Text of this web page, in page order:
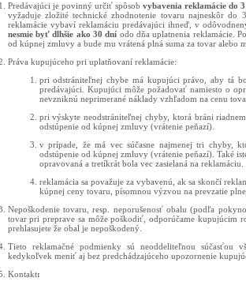
Predávajúci je povinný určiť spôsobvybavenia reklamácie do
vyžaduje zložité technické zhodnotenie tovaru najneskôr
reklamácie vybaví reklamáciu predávajúci ihneď, v
nesmie byť dlhšie ako 30 dní odo dňa uplatnenia reklamácie.
od kúpnej zmluvy a bude mu vrátená plná suma za tovar alebo
Práva kupujúceho pri uplatňovaní reklamácie:
pri odstrániteľnej chybe má kupujúci právo, aby tá
predávajúci. Kupujúci môže požadovať namiesto o
nevzniknú neprimerané náklady vzhľadom na cenu
pri výskyte neodstrániteľnej chyby, ktorá bráni
odstúpenie od kúpnej zmluvy (vrátenie peňazí).
v prípade, že má vec súčasne najmenej tri chyby,
odstúpenie od kúpnej zmluvy (vrátenie peňazí). Také
opravovaná a tretíkrát bola vec zasielaná na reklamáciu.
reklamácia sa považuje za vybavenú, ak sa skončí
kúpnej ceny tovaru, písomnou výzvou na prevzatie
Nepoškodenie tovaru, resp. neporušenosť obalu (podľa
tovar pri preprave sa môže poškodiť, odporúčame
prehlasujete že obal je nepoškodený.
Tieto reklamačné podmienky sú neoddeliteľnou súčasťou
kedykoľvek meniť aj bez predchádzajúceho upozornenie
Kontakt: